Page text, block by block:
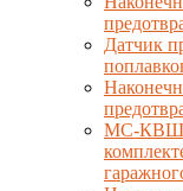
Датчик
МС-КВШ